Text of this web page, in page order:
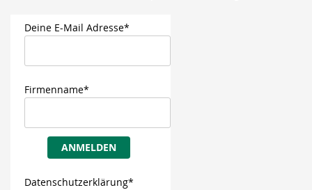
Deine E-Mail Adresse*
Firmenname*
ANMELDEN
Datenschutzerklärung*